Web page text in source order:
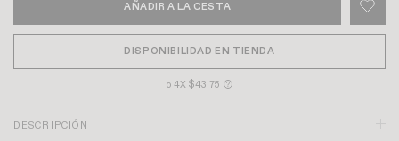
AÑADIR A LA CESTA
DISPONIBILIDAD EN TIENDA
o 4X $43.75 ?
DESCRIPCIÓN